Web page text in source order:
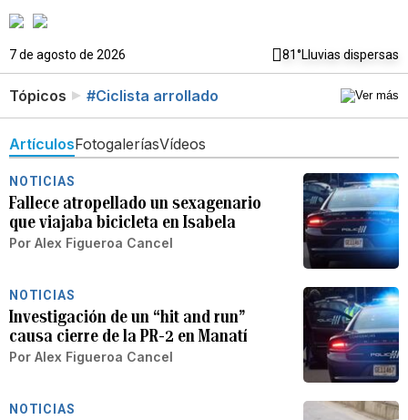
7 de agosto de 2026 81°Lluvias dispersas
Tópicos #Ciclista arrollado
ArtículosFotogaleríasVídeos
NOTICIAS
Fallece atropellado un sexagenario
que viajaba bicicleta en Isabela
Por Alex Figueroa Cancel
NOTICIAS
Investigación de un “hit and run”
causa cierre de la PR-2 en Manatí
Por Alex Figueroa Cancel
NOTICIAS